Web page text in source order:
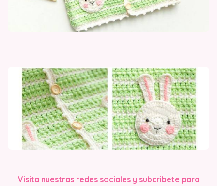
Visita nuestras redes sociales y subcribete para